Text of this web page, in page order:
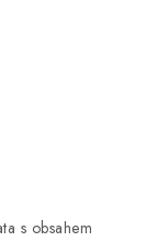
s obsahem